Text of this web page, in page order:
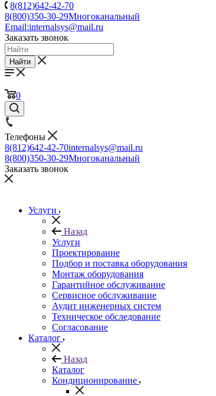
8(812)642-42-70
8(800)350-30-29Многоканальный
Email:internalsys@mail.ru
Заказать звонок
Найти
0
Телефоны
8(812)642-42-70internalsys@mail.ru
8(800)350-30-29Многоканальный
Заказать звонок
Услуги
Назад
Услуги
Проектирование
Подбор и поставка оборудования
Монтаж оборудования
Гарантийное обслуживание
Сервисное обслуживание
Аудит инженерных систем
Техническое обследование
Согласование
Каталог
Назад
Каталог
Кондиционирование